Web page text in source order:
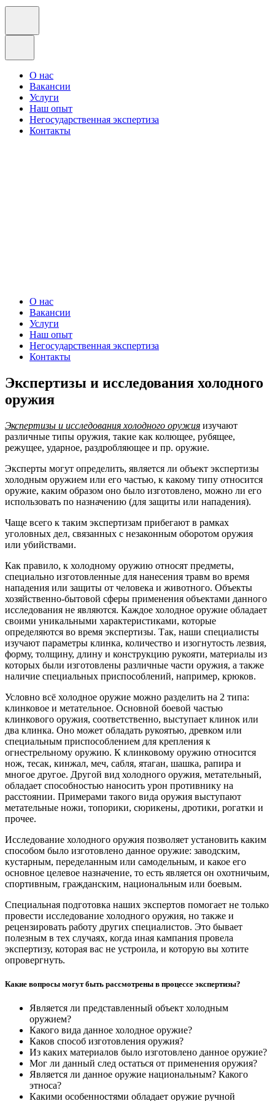
О нас
Вакансии
Услуги
Наш опыт
Негосударственная экспертиза
Контакты
О нас
Вакансии
Услуги
Наш опыт
Негосударственная экспертиза
Контакты
Экспертизы и исследования холодного
оружия
Экспертизы и исследования холодного оружия изучают
различные типы оружия, такие как колющее, рубящее,
режущее, ударное, раздробляющее и пр. оружие.
Эксперты могут определить, является ли объект экспертизы
холодным оружием или его частью, к какому типу относится
оружие, каким образом оно было изготовлено, можно ли его
использовать по назначению (для защиты или нападения).
Чаще всего к таким экспертизам прибегают в рамках
уголовных дел, связанных с незаконным оборотом оружия
или убийствами.
Как правило, к холодному оружию относят предметы,
специально изготовленные для нанесения травм во время
нападения или защиты от человека и животного. Объекты
хозяйственно-бытовой сферы применения объектами данного
исследования не являются. Каждое холодное оружие обладает
своими уникальными характеристиками, которые
определяются во время экспертизы. Так, наши специалисты
изучают параметры клинка, количество и изогнутость лезвия,
форму, толщину, длину и конструкцию рукояти, материалы из
которых были изготовлены различные части оружия, а также
наличие специальных приспособлений, например, крюков.
Условно всё холодное оружие можно разделить на 2 типа:
клинковое и метательное. Основной боевой частью
клинкового оружия, соответственно, выступает клинок или
два клинка. Оно может обладать рукоятью, древком или
специальным приспособлением для крепления к
огнестрельному оружию. К клинковому оружию относится
нож, тесак, кинжал, меч, сабля, ятаган, шашка, рапира и
многое другое. Другой вид холодного оружия, метательный,
обладает способностью наносить урон противнику на
расстоянии. Примерами такого вида оружия выступают
метательные ножи, топорики, сюрикены, дротики, рогатки и
прочее.
Исследование холодного оружия позволяет установить каким
способом было изготовлено данное оружие: заводским,
кустарным, переделанным или самодельным, и какое его
основное целевое назначение, то есть является он охотничьим,
спортивным, гражданским, национальным или боевым.
Специальная подготовка наших экспертов помогает не только
провести исследование холодного оружия, но также и
рецензировать работу других специалистов. Это бывает
полезным в тех случаях, когда иная кампания провела
экспертизу, которая вас не устроила, и которую вы хотите
опровергнуть.
Какие вопросы могут быть рассмотрены в процессе экспертизы?
Является ли представленный объект холодным
оружием?
Какого вида данное холодное оружие?
Каков способ изготовления оружия?
Из каких материалов было изготовлено данное оружие?
Мог ли данный след остаться от применения оружия?
Является ли данное оружие национальным? Какого
этноса?
Какими особенностями обладает оружие ручной